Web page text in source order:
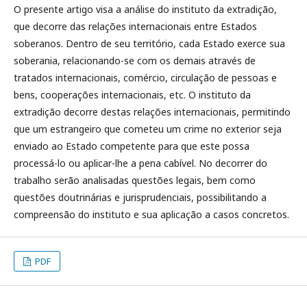
O presente artigo visa a análise do instituto da extradição,
que decorre das relações internacionais entre Estados
soberanos. Dentro de seu território, cada Estado exerce sua
soberania, relacionando-se com os demais através de
tratados internacionais, comércio, circulação de pessoas e
bens, cooperações internacionais, etc. O instituto da
extradição decorre destas relações internacionais, permitindo
que um estrangeiro que cometeu um crime no exterior seja
enviado ao Estado competente para que este possa
processá-lo ou aplicar-lhe a pena cabível. No decorrer do
trabalho serão analisadas questões legais, bem como
questões doutrinárias e jurisprudenciais, possibilitando a
compreensão do instituto e sua aplicação a casos concretos.
PDF